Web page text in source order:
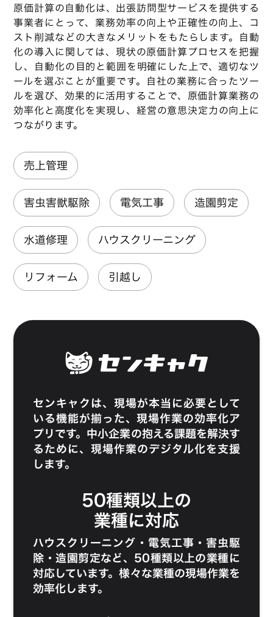
原価計算の自動化は、出張訪問型サービスを提供する
事業者にとって、業務効率の向上や正確性の向上、コ
スト削減などの大きなメリットをもたらします。自動
化の導入に関しては、現状の原価計算プロセスを把握
し、自動化の目的と範囲を明確にした上で、適切なツ
ールを選ぶことが重要です。自社の業務に合ったツー
ルを選び、効果的に活用することで、原価計算業務の
効率化と高度化を実現し、経営の意思決定力の向上に
つながります。
売上管理
害虫害獣駆除 電気工事 造園剪定
水道修理 ハウスクリーニング
リフォーム 引越し
センキャクは、現場が本当に必要として
いる機能が揃った、現場作業の効率化ア
プリです。中小企業の抱える課題を解決す
るために、現場作業のデジタル化を支援
します。
50種類以上の
業種に対応
ハウスクリーニング ・ 電気工事 ・ 害虫駆
除 ・造園剪定など、50種類以上の業種に
対応しています。様々な業種の現場作業を
効率化します。